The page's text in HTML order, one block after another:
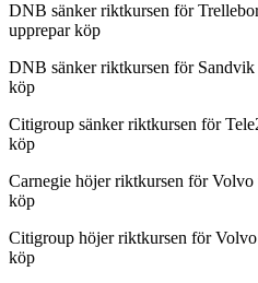
DNB sänker riktkursen för
upprepar köp
DNB sänker riktkursen för
köp
Citigroup sänker riktkursen för
köp
Carnegie höjer riktkursen för
köp
Citigroup höjer riktkursen för
köp